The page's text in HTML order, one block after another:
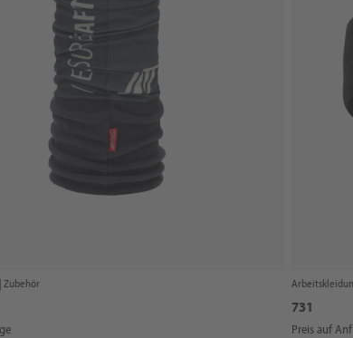
Zubehör
731
Preis auf